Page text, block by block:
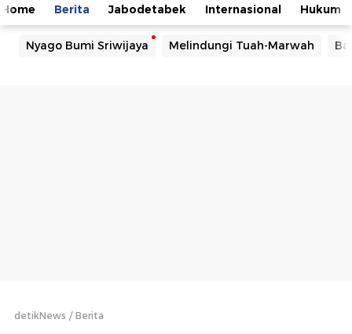
Home Berita Jabodetabek Internasional Hukum
Nyago Bumi Sriwijaya Melindungi Tuah-Marwah
detikNews Berita